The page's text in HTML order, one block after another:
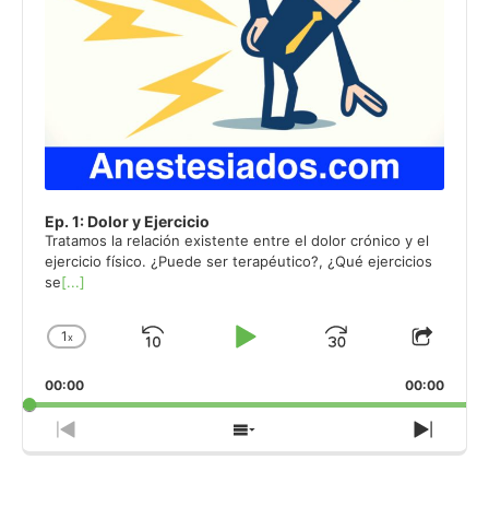
Ep. 1: Dolor y Ejercicio
Tratamos la relación existente entre el dolor crónico y el
ejercicio físico. ¿Puede ser terapéutico?, ¿Qué ejercicios
se[...]
Change
Rate
1x
Skip
Play
Jump
Forward
Share
00:00 00:00
Previous
Episode
Show
Episodes
Next